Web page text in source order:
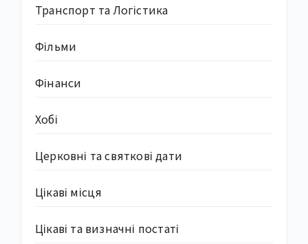
Транспорт та Логістика
Фільми
Фінанси
Хобі
Церковні та святкові дати
Цікаві місця
Цікаві та визначні постаті